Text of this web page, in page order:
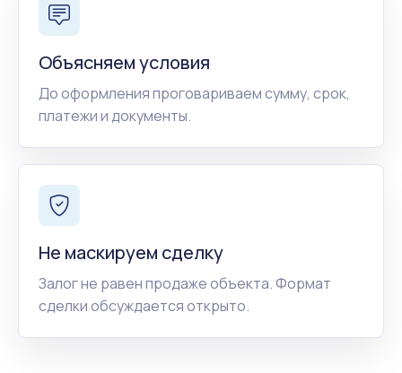
Объясняем условия
До оформления проговариваем сумму, срок,
платежи и документы.
Не маскируем сделку
Залог не равен продаже объекта. Формат
сделки обсуждается открыто.